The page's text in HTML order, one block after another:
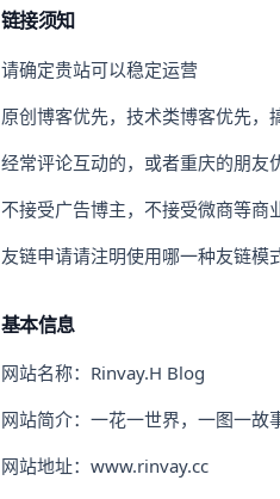
链接须知
请确定贵站可以稳定运营
原创博客优先，技术类博客优先，
经常评论互动的，或者重庆的朋友
不接受广告博主，不接受微商等商
友链申请请注明使用哪一种友链模
基本信息
网站名称：Rinvay.H Blog
网站简介：一花一世界，一图一故
网站地址：www.rinvay.cc